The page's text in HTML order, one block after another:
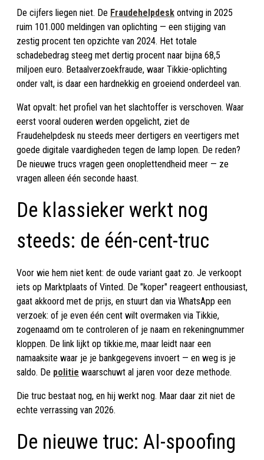
De cijfers liegen niet. De Fraudehelpdesk ontving in 2025
ruim 101.000 meldingen van oplichting — een stijging van
zestig procent ten opzichte van 2024. Het totale
schadebedrag steeg met dertig procent naar bijna 68,5
miljoen euro. Betaalverzoekfraude, waar Tikkie-oplichting
onder valt, is daar een hardnekkig en groeiend onderdeel van.
Wat opvalt: het profiel van het slachtoffer is verschoven. Waar
eerst vooral ouderen werden opgelicht, ziet de
Fraudehelpdesk nu steeds meer dertigers en veertigers met
goede digitale vaardigheden tegen de lamp lopen. De reden?
De nieuwe trucs vragen geen onoplettendheid meer — ze
vragen alleen één seconde haast.
De klassieker werkt nog
steeds: de één-cent-truc
Voor wie hem niet kent: de oude variant gaat zo. Je verkoopt
iets op Marktplaats of Vinted. De "koper" reageert enthousiast,
gaat akkoord met de prijs, en stuurt dan via WhatsApp een
verzoek: of je even één cent wilt overmaken via Tikkie,
zogenaamd om te controleren of je naam en rekeningnummer
kloppen. De link lijkt op tikkie.me, maar leidt naar een
namaaksite waar je je bankgegevens invoert — en weg is je
saldo. De politie waarschuwt al jaren voor deze methode.
Die truc bestaat nog, en hij werkt nog. Maar daar zit niet de
echte verrassing van 2026.
De nieuwe truc: AI-spoofing